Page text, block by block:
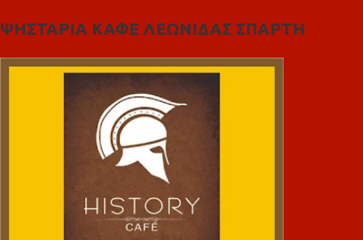
ΨΗΣΤΑΡΙΑ ΚΑΦΕ ΛΕΩΝΙΔΑΣ ΣΠΑΡΤΗ